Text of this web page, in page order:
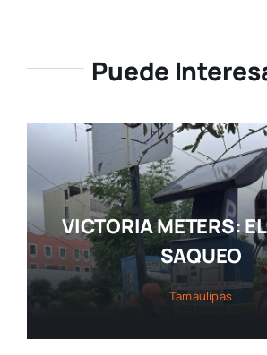
Puede
VICTORIA METERS:
SAQUEO
Tamaulipas